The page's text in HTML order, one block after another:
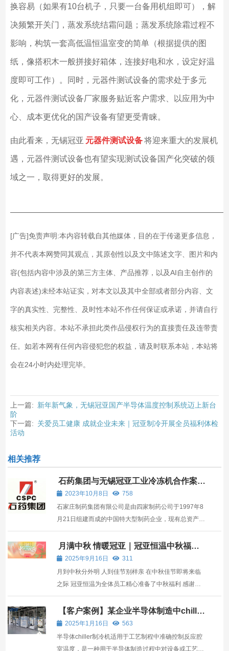
换容易（如果有10台机子，只要一台备用机组即可），解
决频繁开关门，蒸发系统结霜问题；蒸发系统除霜过程不
影响，构筑一套高低温恒温室变的简单（根据提供的图
纸，像搭积木一般拼接好箱体，连接好电和水，设定好温
度即可工作）。同时，元器件测试设备的需求处于多元
化，元器件测试设备厂家服务贴近客户需求、以应用为中
心、成本更优化的国产设备有望更受青睐。
由此看来，无锡冠亚 元器件测试设备将迎来重大的发展机
遇，元器件测试设备也有望实现测试设备国产化突破的领
域之一，取得更好的发展。
[广告]免责声明:本内容转载自其他媒体，目的在于传递更多信息，
并不代表本网赞同其观点，其原创性以及文中陈述文字、图片和内
容(包括内容中涉及的第三方主体、产品推荐，以及AI自主创作的
内容表述)未经本站证实，对本文以及其中全部或者部分内容、文
字的真实性、完整性、及时性本站不作任何保证或承诺，并请自行
核实相关内容。本站不承担此类作品侵权行为的直接责任及连带责
任。如若本网有任何内容侵犯您的权益，请及时联系本站，本站将
会在24小时内处理完毕。
上一篇: 新年新气象，无锡冠亚国产半导体温度控制系统迈上新台
阶
下一篇: 关爱员工健康 成就企业未来｜冠亚制冷开展全员福利体检
活动
相关推荐
石药集团与无锡冠亚工业冷冻机合作案
例2023年10月8日
758
石家庄制药集团有限公司是由四家制药公司于1997年8
月21日组建而成的中国特大型制药企业，现有总资产
80亿元人民币，员工18000人，拥有十五家全资或控股
子公司，其中设在香港的控股子公司——中国制药集团
有限公司是中国医药行业境外上市公司，也是香港制药
上市公司。产...
月满中秋 情暖冠亚｜冠亚恒温中秋福利
暖心发放，共筑团圆好时光
2025年9月16日
311
月到中秋分外明 人到佳节别样亲 在中秋佳节即将来临
之际 冠亚恒温为全体员工精心准备了中秋福利 感谢每
一位冠亚人的拼搏与汗水 愿这份心意化作皎洁月光 照
亮您与家人的团圆之夜 祈愿阖家安康、幸福绵长！ 中
秋未到，福利先到 一份份精美的中秋礼盒 承载着公司
对员工...
【客户案例】某企业半导体制造中chiller
制冷机应用案例
2025年1月16日
563
半导体chiller制冷机适用于工艺制程中准确控制反应腔
室温度，是一种用于半导体制造过程中对设备或工艺进